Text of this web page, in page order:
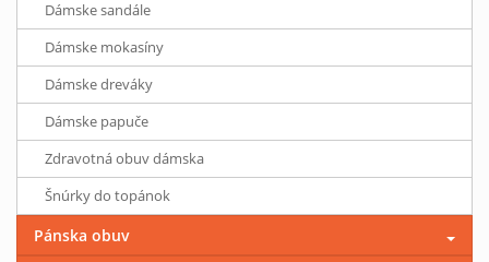
Dámske sandále
Dámske mokasíny
Dámske dreváky
Dámske papuče
Zdravotná obuv dámska
Šnúrky do topánok
Pánska obuv